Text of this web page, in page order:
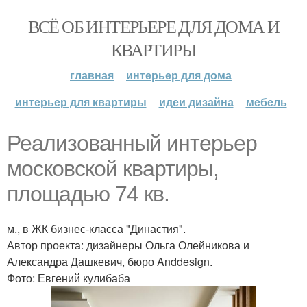
ВСЁ ОБ ИНТЕРЬЕРЕ ДЛЯ ДОМА И
КВАРТИРЫ
главная
интерьер для дома
интерьер для квартиры
идеи дизайна мебель
Реализованный интерьер
московской квартиры,
площадью 74 кв.
м., в ЖК бизнес-класса "Династия".
Автор проекта: дизайнеры Ольга Олейникова и
Александра Дашкевич, бюро Anddesign.
Фото: Евгений кулибаба